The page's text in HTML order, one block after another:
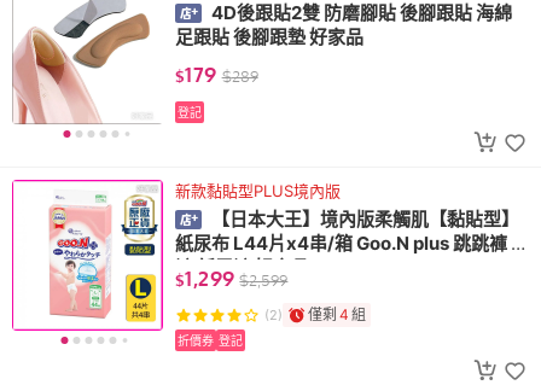
4D後跟貼2雙 防磨腳貼 後腳跟貼 海綿
足跟貼 後腳跟墊 好家品
$179 $289
登記
新款黏貼型PLUS境內版
【日本大王】境內版柔觸肌【黏貼型】
紙尿布 L44片x4串/箱 Goo.N plus 跳跳褲 尿
褲 紙尿褲 好家品
$1,299 $2,599
(2) 僅剩 4 組
折價券 登記